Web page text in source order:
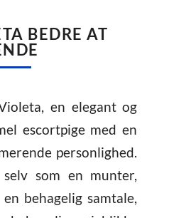
BEDRE AT
en elegant og
escortpige med en
personlighed.
som en munter,
behagelig samtale,